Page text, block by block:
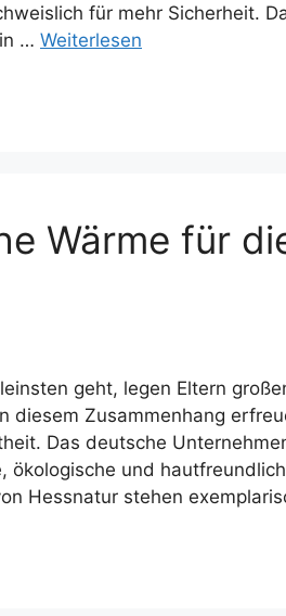
für mehr Sicherheit.
… Weiterlesen
Wärme für
geht, legen Eltern
diesem Zusammenhang
Das deutsche
ökologische und
Hessnatur stehen